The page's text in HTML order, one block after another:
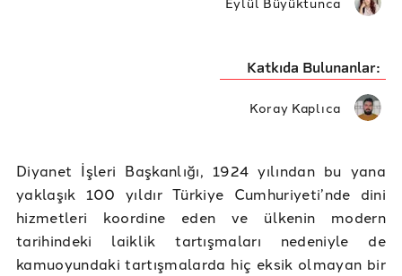
Katkıda Bulunanlar:
Koray Kaplıca
Diyanet İşleri Başkanlığı, 1924 yılından bu yana
yaklaşık 100 yıldır Türkiye Cumhuriyeti’nde dini
hizmetleri koordine eden ve ülkenin modern
tarihindeki laiklik tartışmaları nedeniyle de
kamuoyundaki tartışmalarda hiç eksik olmayan bir